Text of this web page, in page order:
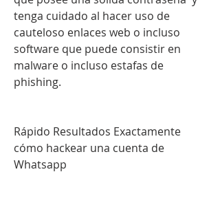
tenga cuidado al hacer uso de
cauteloso enlaces web o incluso
software que puede consistir en
malware o incluso estafas de
phishing.
Rápido Resultados Exactamente
cómo hackear una cuenta de
Whatsapp